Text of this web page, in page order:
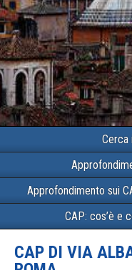
Cerca
Approfondimento sui
CAP: cos’è e
CAP DI VIA